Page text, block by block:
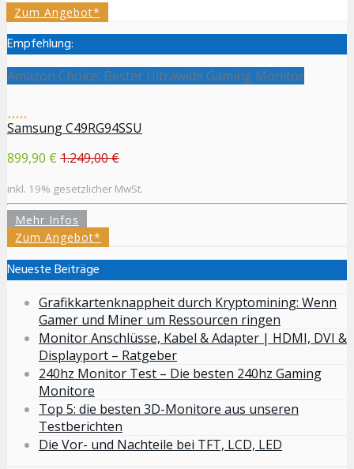
Zum Angebot*
Empfehlung:
Amazon Choice: Bester Ultrawide Gaming Monitor
Samsung C49RG94SSU
899,90 € 1.249,00 €
inkl. 19% gesetzlicher MwSt.
Mehr Infos
Zum Angebot*
Neueste Beiträge
Grafikkartenknappheit durch Kryptomining: Wenn
Gamer und Miner um Ressourcen ringen
Monitor Anschlüsse, Kabel & Adapter | HDMI, DVI &
Displayport – Ratgeber
240hz Monitor Test – Die besten 240hz Gaming
Monitore
Top 5: die besten 3D-Monitore aus unseren
Testberichten
Die Vor- und Nachteile bei TFT, LCD, LED